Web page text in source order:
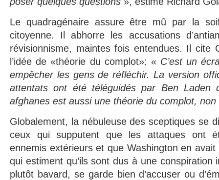
Le quadragénaire assure être mû par la
citoyenne. Il abhorre les accusations
révisionnisme, maintes fois entendues. Il cite
l’idée de «théorie du complot»: « C’est un
empêcher les gens de réfléchir. La version
attentats ont été téléguidés par Ben Laden
afghanes est aussi une théorie du complot, non
Globalement, la nébuleuse des sceptiques se
ceux qui supputent que les attaques ont
ennemis extérieurs et que Washington en
qui estiment qu’ils sont dus à une conspiration
plutôt bavard, se garde bien d’accuser ou